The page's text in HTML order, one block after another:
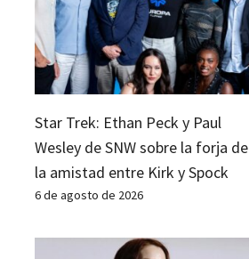
Star Trek: Ethan Peck y Paul
Wesley de SNW sobre la forja de
la amistad entre Kirk y Spock
6 de agosto de 2026